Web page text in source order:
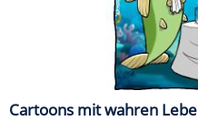
Cartoons mit wahren